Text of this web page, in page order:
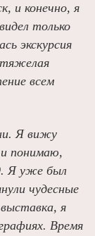
и конечно, я
только
экскурсия
всем
Я вижу
понимаю,
Я уже был
чудесные
я
Время